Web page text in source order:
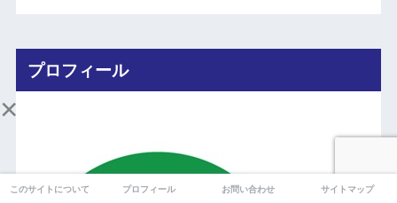
プロフィール
×
このサイトについて プロフィール お問い合わせ サイトマップ